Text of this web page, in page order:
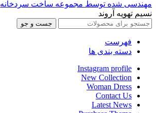
مهندسی شده توسط مجموعه ساخت سردخانه
نسیم تهویه آروند
جست و جو
فهرست
دسته بندی ها
Instagram profile
New Collection
Woman Dress
Contact Us
Latest News